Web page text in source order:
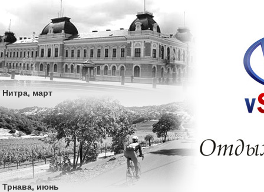
Нитра, март
Трнава, июнь